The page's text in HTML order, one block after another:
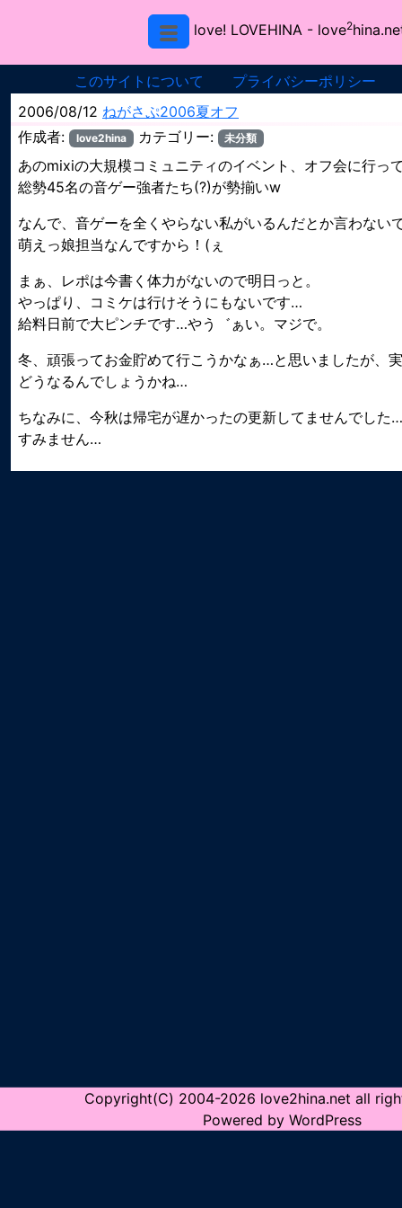
love! LOVEHINA - love2
このサイトについて
プライバシーポリシー
2006/08/12 ねがさぷ2006夏オフ
作成者:
love2hina カテゴリー: 未分類
あのmixiの大規模コミュニティのイベント、オフ会に行っ
総勢45名の音ゲー強者たち(?)が勢揃いw
なんで、音ゲーを全くやらない私がいるんだとか言わない
萌えっ娘担当なんですから！(ぇ
まぁ、レポは今書く体力がないので明日っと。
やっぱり、コミケは行けそうにもないです…
給料日前で大ピンチです…やう゛ぁい。マジで。
冬、頑張ってお金貯めて行こうかなぁ…と思いましたが、
どうなるんでしょうかね…
ちなみに、今秋は帰宅が遅かったの更新してませんでした…
すみません…
Copyright(C) 2004-2026 love2hina.net all
Powered by WordPress